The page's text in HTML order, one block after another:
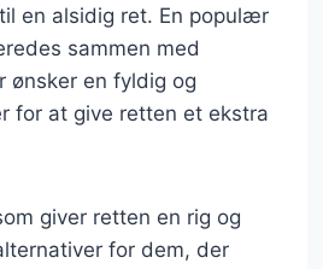
en alsidig ret. En populær
sammen med
ønsker en fyldig og
for at give retten et ekstra
giver retten en rig og
for dem, der